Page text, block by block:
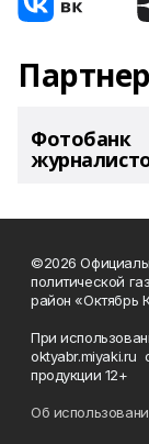
Фотобанк
©2026
политической
район «Октябрь
При
oktyabr.miyaki.ru
продукции 12+
Об